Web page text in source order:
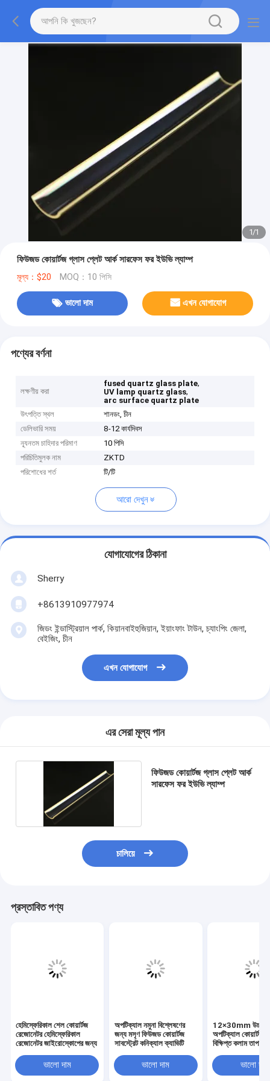
1/1
ফিউজড কোয়ার্টজ গ্লাস প্লেট আর্ক সারফেস ফর ইউভি ল্যাম্প
মূল্য：$20 MOQ：10 পিসি
ভালো দাম এখন যোগাযোগ
পণ্যের বর্ণনা
লক্ষণীয় করা
fused quartz glass plate,
UV lamp quartz glass,
arc surface quartz plate
উৎপত্তি স্থল
শানডং, চীন
ডেলিভারি সময়
8-12 কার্যদিবস
ন্যূনতম চাহিদার পরিমাণ
10 পিসি
পরিচিতিমুলক নাম
ZKTD
পরিশোধের শর্ত
টি/টি
আরো দেখুন
যোগাযোগের ঠিকানা
Sherry
+8613910977974
জিডং ইন্ডাস্ট্রিয়াল পার্ক, কিয়ানবাইহুজিয়ান, ইয়াংফাং টাউন, চ্যাংপিং জেলা,
বেইজিং, চীন
এখন যোগাযোগ
এর সেরা মূল্য পান
ফিউজড কোয়ার্টজ গ্লাস প্লেট আর্ক
সারফেস ফর ইউভি ল্যাম্প
চালিয়ে
প্রস্তাবিত পণ্য
হেমিস্ফেরিকাল শেল কোয়ার্টজ
রেজোনেটর হেমিস্ফেরিকাল
রেজোনেটর জাইরোস্কোপের জন্য
ভালো দাম
অপটিক্যাল নমুনা বিশ্লেষণের
জন্য মসৃণ ফিউজড কোয়ার্টজ
সাবস্ট্রেট কনিক্যাল ক্যাভিটি
ভালো দাম
12×30mm উচ্চ
অপটিক্যাল কোয়ার্টজ
বিক্ষিপ্ত কলাম তাপ
ভালো দাম